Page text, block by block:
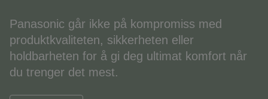
Panasonic går ikke på kompromiss med
produktkvaliteten, sikkerheten eller
holdbarheten for å gi deg ultimat komfort når
du trenger det mest.